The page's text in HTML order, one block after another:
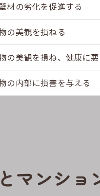
材の劣化を促進する
の美観を損ねる
の美観を損ね、健康に
の内部に損害を与える
マンショ